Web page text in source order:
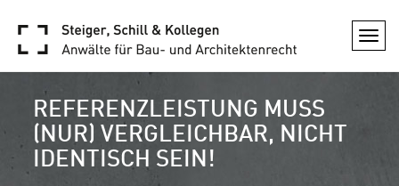
REFERENZLEISTUNG MUSS
(NUR) VERGLEICHBAR, NICHT
IDENTISCH SEIN!